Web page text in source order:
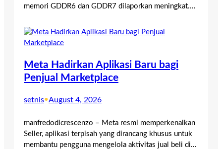
memori GDDR6 dan GDDR7 dilaporkan meningkat.…
Meta Hadirkan Aplikasi Baru bagi
Penjual Marketplace
setnis•August 4, 2026
manfredodicrescenzo – Meta resmi memperkenalkan
Seller, aplikasi terpisah yang dirancang khusus untuk
membantu pengguna mengelola aktivitas jual beli di…